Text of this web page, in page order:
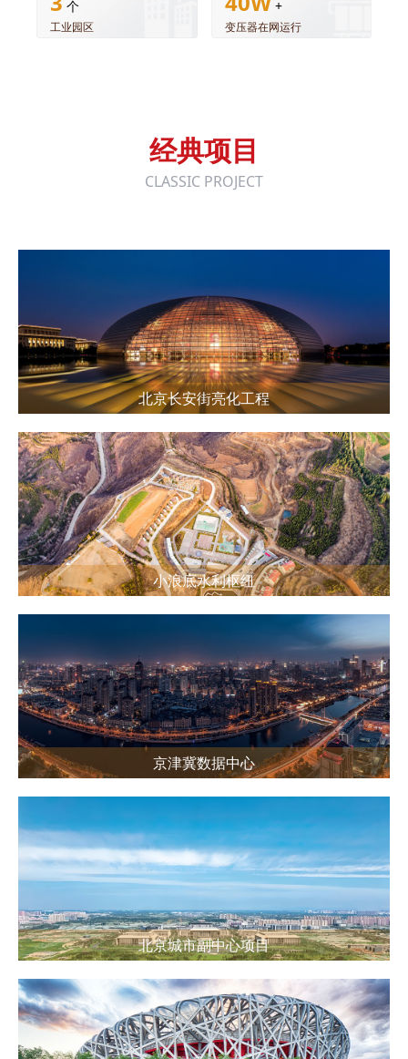
个
工业园区
+
变压器在网运行
经典项目
CLASSIC PROJECT
北京长安街亮化工程
小浪底水利枢纽
京津冀数据中心
北京城市副中心项目